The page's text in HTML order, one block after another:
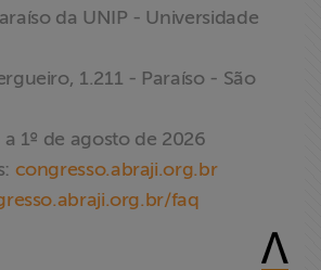
da UNIP - Universidade
1.211 - Paraíso - São
1º de agosto de 2026
congresso.abraji.org.br
faq